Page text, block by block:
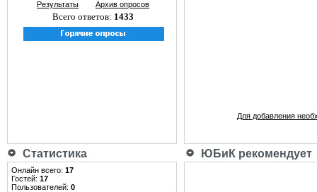
Результаты Архив опросов
Всего ответов: 1433
Для добавления
Статистика ЮБиК рекомендует
Онлайн всего: 17
Гостей: 17
Пользователей: 0